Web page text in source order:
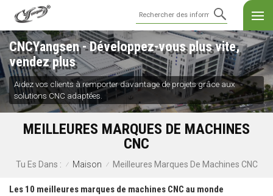
CNCYangsen - Développez-vous plus vite,
vendez plus
Aidez vos clients à remporter davantage de projets grâce aux
solutions CNC adaptées.
MEILLEURES MARQUES DE MACHINES
CNC
Tu Es Dans : / Maison / Meilleures Marques De Machines CNC
Les 10 meilleures marques de machines CNC au monde